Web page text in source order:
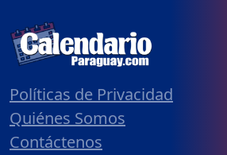
Políticas de Privacidad
Quiénes Somos
Contáctenos